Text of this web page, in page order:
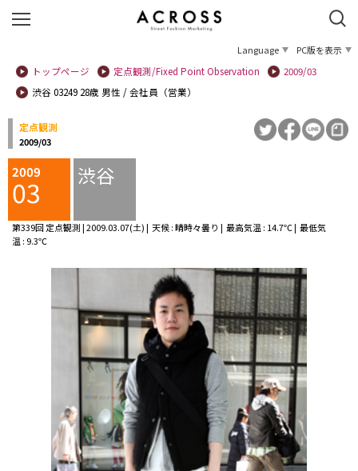
Language
PC版を表示
トップページ
定点観測/Fixed Point Observation
2009/03
渋谷 03249 28歳 男性 / 会社員（営業）
定点観測
2009/03
2009
03 渋谷
第339回 定点観測 | 2009.03.07(土) | 天候 : 晴時々曇り | 最高気温 : 14.7℃ | 最低気
温 : 9.3℃